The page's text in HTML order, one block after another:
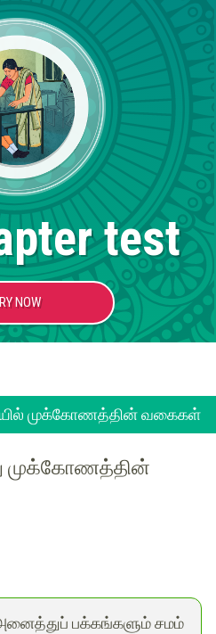
test
NOW
முக்கோணத்தின் வகைகள்
முக்கோணத்தின்
பக்கங்களும் சமம்